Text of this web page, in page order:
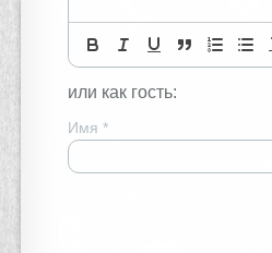
или как гость:
Имя *